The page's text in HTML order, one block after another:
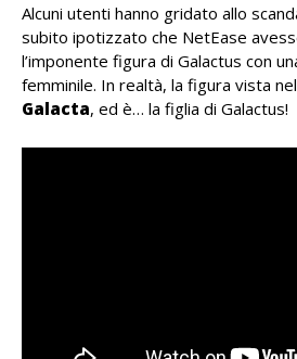
Alcuni utenti hanno gridato allo
subito ipotizzato che NetEase
l’imponente figura di Galactus con
femminile. In realtà, la figura vista
Galacta, ed è… la figlia di Galactus!